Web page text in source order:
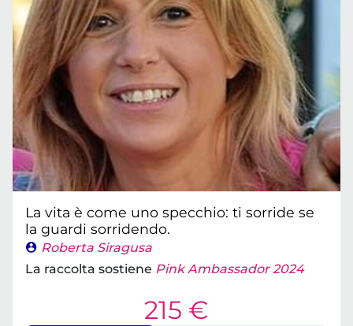
La vita è come uno specchio: ti sorride se
la guardi sorridendo.
Roberta Siragusa
La raccolta sostiene Pink Ambassador 2024
215 €